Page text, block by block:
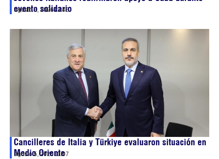
evento solidario
agosto 5, 202613:45
Cancilleres de Italia y Türkiye evaluaron situación en
Medio Oriente
agosto 5, 202610:07